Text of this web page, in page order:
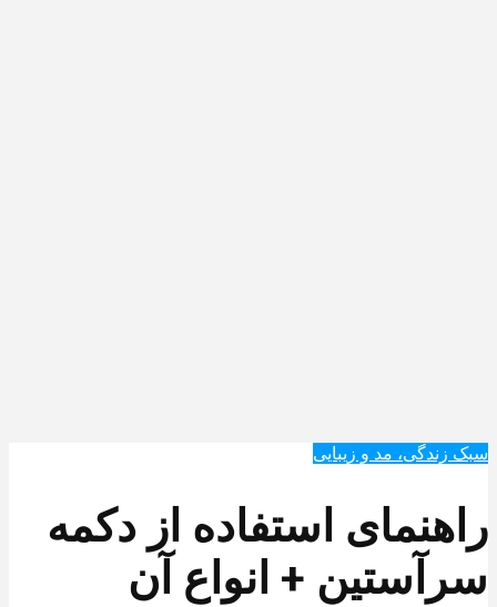
سبک زندگی، مد و زیبایی
راهنمای استفاده از دکمه
سرآستین + انواع آن